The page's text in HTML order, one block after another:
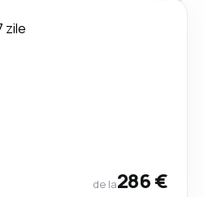
zile
de la286 €